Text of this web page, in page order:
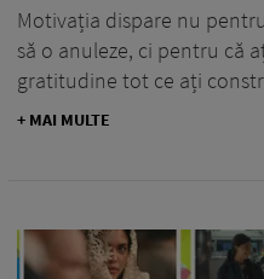
Motivația dispare nu
să o anuleze, ci pentru că
gratitudine tot ce ați
+ MAI MULTE